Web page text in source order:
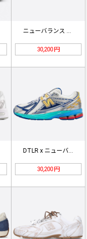
30,200 円
DTLR x ニューバランス U19…
30,200 円